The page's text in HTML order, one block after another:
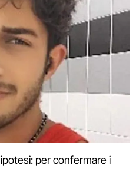
per confermare i